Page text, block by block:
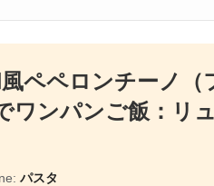
ペペロンチーノ（
ワンパンご飯：リュ
パスタ